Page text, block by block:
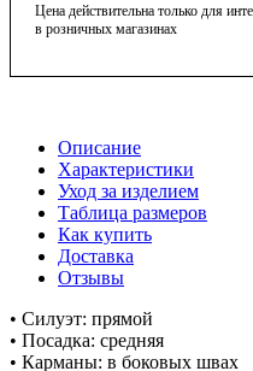
Цена действительна только для
в розничных магазинах
Описание
Характеристики
Уход за изделием
Таблица размеров
Как купить
Доставка
Отзывы
• Силуэт: прямой
• Посадка: средняя
• Карманы: в боковых швах